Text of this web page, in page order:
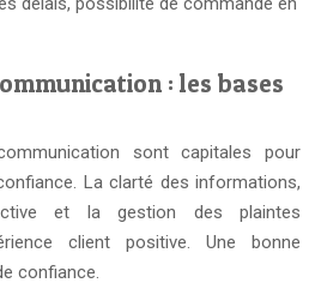
: les bases
sont capitales pour
La clarté des informations,
et la gestion des plaintes
client positive. Une bonne
confiance.